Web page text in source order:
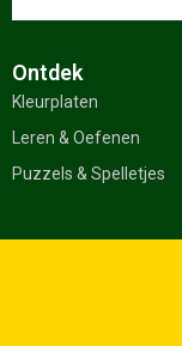
Ontdek
Kleurplaten
Leren & Oefenen
Puzzels & Spelletjes